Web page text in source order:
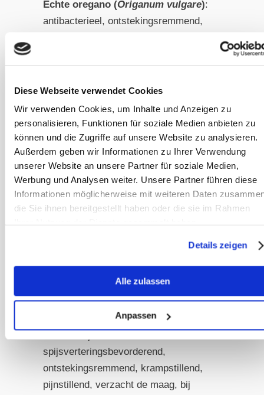
Diese Webseite verwendet Cookies
Wir verwenden Cookies, um Inhalte und Anzeigen zu
personalisieren, Funktionen für soziale Medien anbieten zu
können und die Zugriffe auf unsere Website zu analysieren.
Außerdem geben wir Informationen zu Ihrer Verwendung
unserer Website an unsere Partner für soziale Medien,
Werbung und Analysen weiter. Unsere Partner führen diese
Informationen möglicherweise mit weiteren Daten
die Sie ihnen bereitgestellt haben oder die sie im Rahmen
Details zeigen
Alle zulassen
Anpassen
Echte oregano (Origanum vulgare):
antibacterieel, ontstekingsremmend,
Heemst (Althaea officinalis
slijmoplossend, bij droge hoest,
faryngitis, gastritis.
Echte weegbree (Verbena
officinalis): stimulerend voor nieren
en lever, chronische aandoeningen
van de luchtwegen, versterkend effect
op het zenuwstelsel, krampstillend.
planten.
: bij huidziekten,
bloedzuiverend en vochtafdrijvend.
Kamille (schijfkamille,Matricaria
spijsverteringsbevorderend,
ontstekingsremmend, krampstillend,
pijnstillend, verzacht de maag, bij